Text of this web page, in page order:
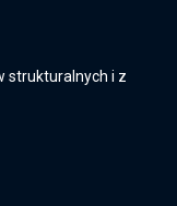
strukturalnych i z